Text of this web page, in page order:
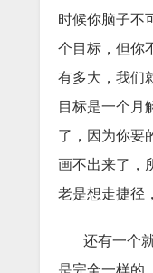
时候你脑子不
个目标，但你
有多大，我们
目标是一个月
了，因为你要
画不出来了，
老是想走捷径
还有一个就
是完全一样的